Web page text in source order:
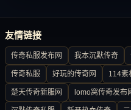
友情链接
传奇私服发布网 我本沉默传奇
传奇私服 好玩的传奇网 114素
楚天传奇新服网 lomo窝传奇发布